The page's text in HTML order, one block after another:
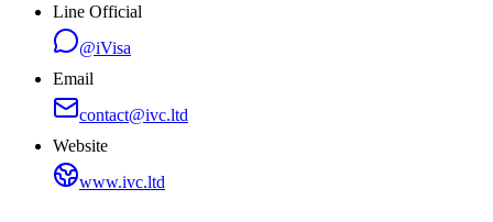
Line Official
@iVisa
Email
contact@ivc.ltd
Website
www.ivc.ltd